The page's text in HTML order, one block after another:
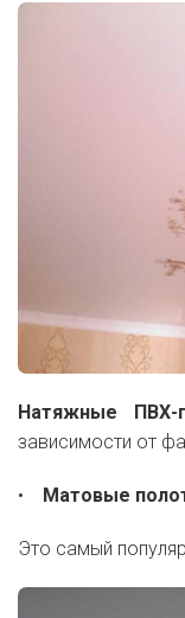
Натяжные ПВХ-
зависимости от
• Матовые
Это самый